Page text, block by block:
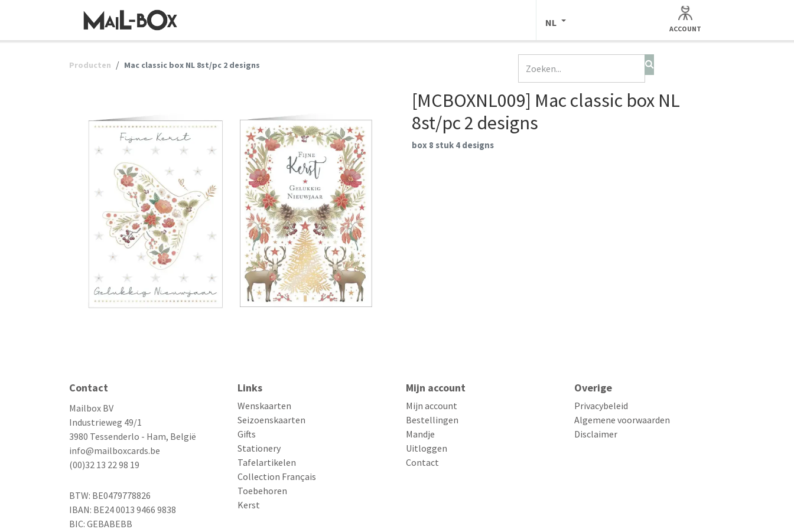
NL
ACCOUNT
Producten Mac classic box NL 8st/pc 2 designs
[MCBOXNL009] Mac classic box NL
8st/pc 2 designs
box 8 stuk 4 designs
Contact
Mailbox BV
Industrieweg 49/1
3980 Tessenderlo - Ham, België
info@mailboxcards.be
(00)32 13 22 98 19
BTW: BE0479778826
IBAN: BE24 0013 9466 9838
BIC: GEBABEBB
Links
Wenskaarten
Seizoenskaarten
Gifts
Stationery
Tafelartikelen
Collection Français
Toebehoren
Kerst
Mijn account
Mijn account
Bestellingen
Mandje
Uitloggen
Contact
Overige
Privacybeleid
Algemene voorwaarden
Disclaimer